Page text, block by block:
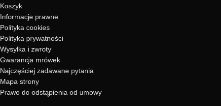
Koszyk
Informacje prawne
Polityka cookies
Polityka prywatności
Wysyłka i zwroty
Gwarancja mrówek
Najczęściej zadawane pytania
Mapa strony
Prawo do odstąpienia od umowy